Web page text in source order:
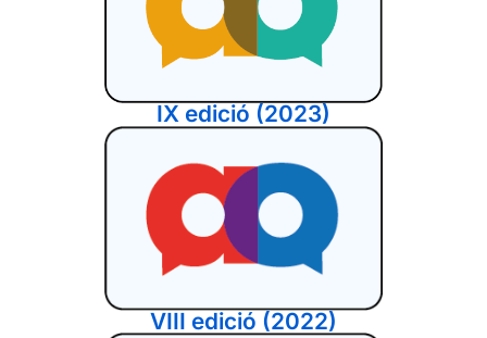
IX edició (2023)
VIII edició (2022)